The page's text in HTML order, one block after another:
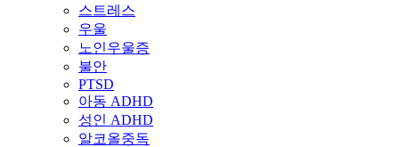
스트레스
우울
노인우울증
불안
PTSD
아동 ADHD
성인 ADHD
알코올중독